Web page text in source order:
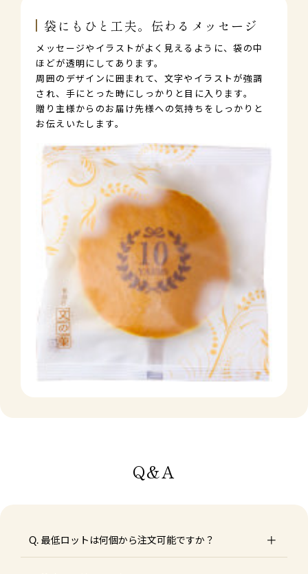
袋にもひと工夫。伝わるメッセージ
メッセージやイラストがよく見えるように、袋の中
ほどが透明にしてあります。
周囲のデザインに囲まれて、文字やイラストが強調
され、手にとった時にしっかりと目に入ります。
贈り主様からのお届け先様への気持ちをしっかりと
お伝えいたします。
Q&A
Q. 最低ロットは何個から注文可能ですか？